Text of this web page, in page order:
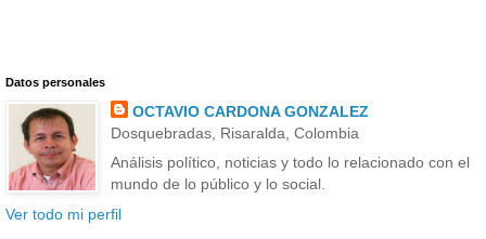
Datos personales
OCTAVIO CARDONA GONZALEZ
Dosquebradas, Risaralda, Colombia
Análisis político, noticias y todo lo relacionado con el
mundo de lo público y lo social.
Ver todo mi perfil